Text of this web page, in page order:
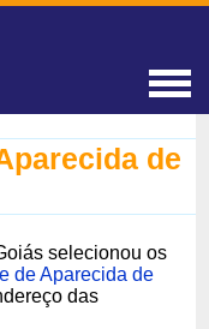
de
selecionou os
de Aparecida de
das